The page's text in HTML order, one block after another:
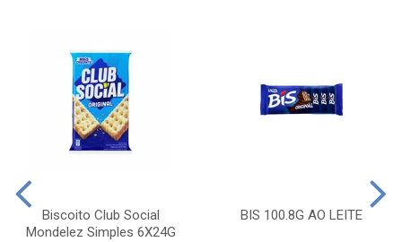
Biscoito Club Social
Mondelez Simples 6X24G
BIS 100.8G AO LEITE